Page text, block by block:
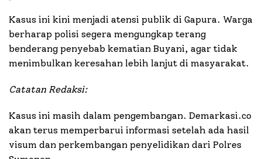
Kasus ini kini menjadi atensi publik di Gapura. Warga
berharap polisi segera mengungkap terang
benderang penyebab kematian Buyani, agar tidak
menimbulkan keresahan lebih lanjut di masyarakat.
Catatan Redaksi:
Kasus ini masih dalam pengembangan. Demarkasi.co
akan terus memperbarui informasi setelah ada hasil
visum dan perkembangan penyelidikan dari Polres